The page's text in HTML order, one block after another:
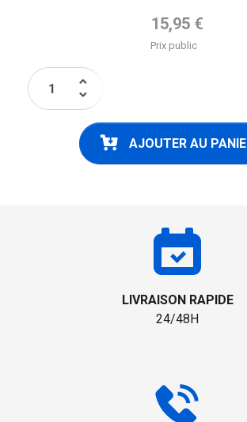
Prix de base
15,95 €
Prix public
keyboard_arrow_up
keyboard_arrow_down
AJOUTER AU
LIVRAISON RAPIDE
24/48H